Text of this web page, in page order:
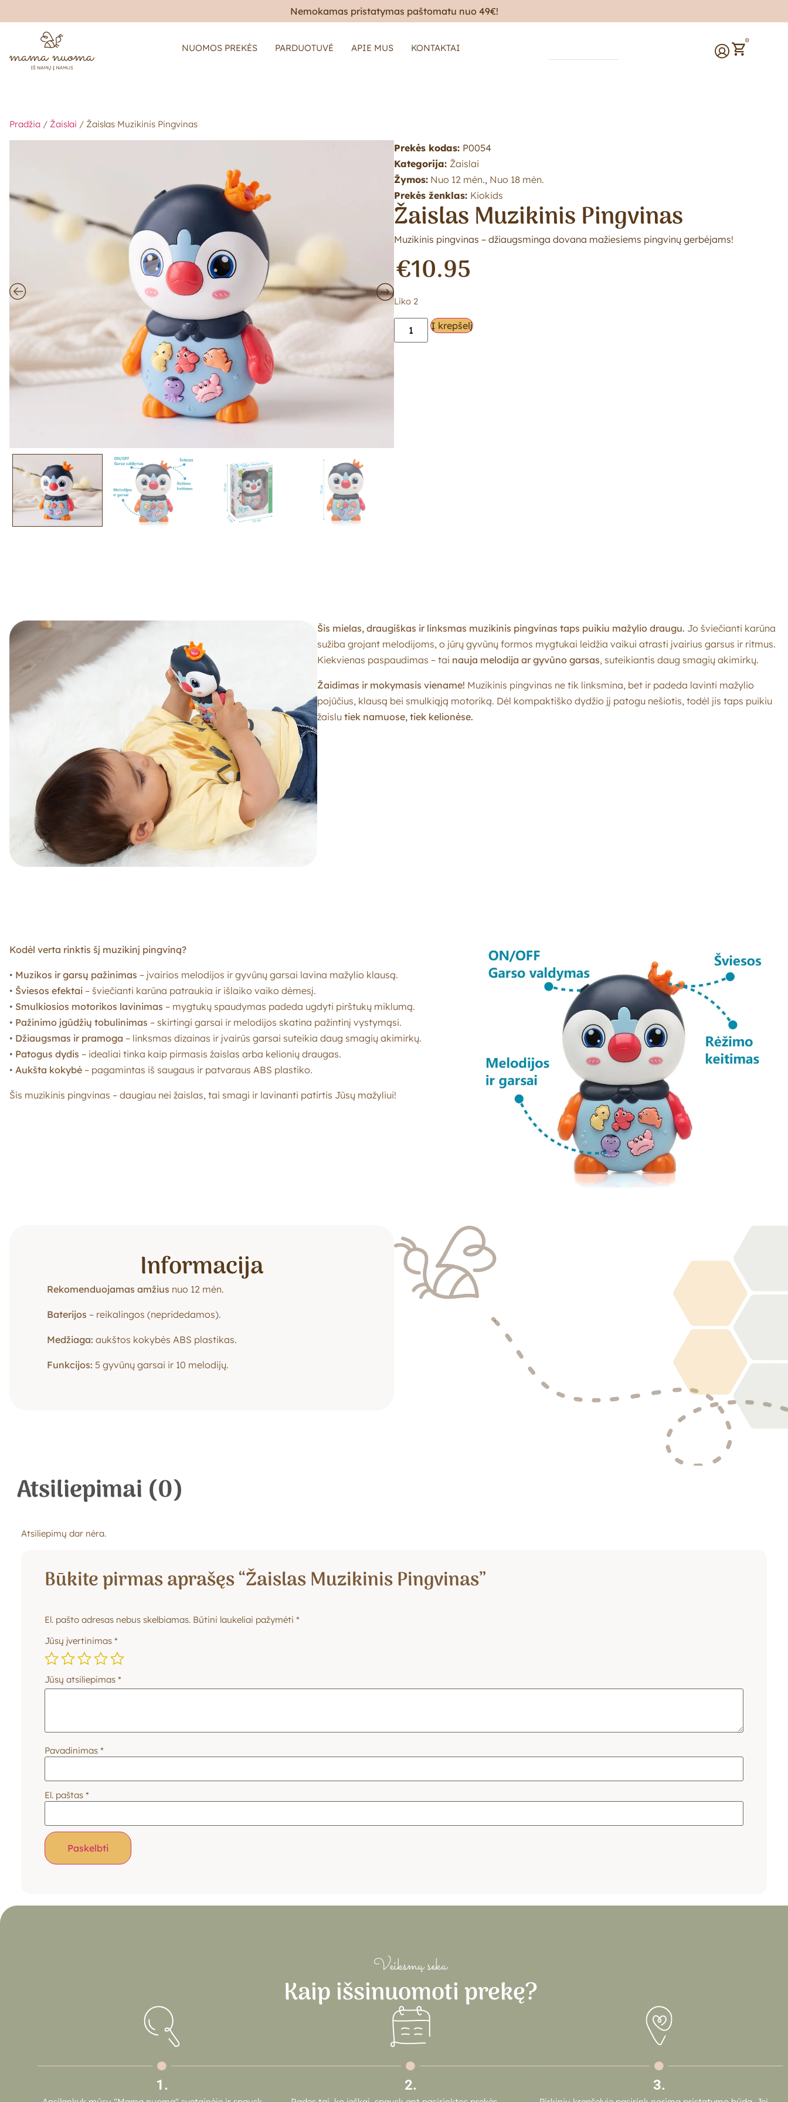
Nemokamas pristatymas paštomatu nuo 49€!
NUOMOS PREKĖS PARDUOTUVĖ APIE MUS KONTAKTAI
0
Pradžia / Žaislai / Žaislas Muzikinis Pingvinas
Prekės kodas: P0054
Kategorija: Žaislai
Žymos: Nuo 12 mėn., Nuo 18 mėn.
Prekės ženklas: Kiokids
Žaislas Muzikinis Pingvinas
Muzikinis pingvinas – džiaugsminga dovana mažiesiems pingvinų gerbėjams!
€10.95
Liko 2
Į krepšelį
Šis mielas, draugiškas ir linksmas muzikinis pingvinas taps puikiu mažylio draugu. Jo šviečianti karūna
sužiba grojant melodijoms, o jūrų gyvūnų formos mygtukai leidžia vaikui atrasti įvairius garsus ir ritmus.
Kiekvienas paspaudimas – tai nauja melodija ar gyvūno garsas, suteikiantis daug smagių akimirkų.
Žaidimas ir mokymasis viename! Muzikinis pingvinas ne tik linksmina, bet ir padeda lavinti mažylio
pojūčius, klausą bei smulkiąją motoriką. Dėl kompaktiško dydžio jį patogu nešiotis, todėl jis taps puikiu
žaislu tiek namuose, tiek kelionėse.
Kodėl verta rinktis šį muzikinį pingviną?
• Muzikos ir garsų pažinimas – įvairios melodijos ir gyvūnų garsai lavina mažylio klausą.
• Šviesos efektai – šviečianti karūna patraukia ir išlaiko vaiko dėmesį.
• Smulkiosios motorikos lavinimas – mygtukų spaudymas padeda ugdyti pirštukų miklumą.
• Pažinimo įgūdžių tobulinimas – skirtingi garsai ir melodijos skatina pažintinį vystymąsi.
• Džiaugsmas ir pramoga – linksmas dizainas ir įvairūs garsai suteikia daug smagių akimirkų.
• Patogus dydis – idealiai tinka kaip pirmasis žaislas arba kelionių draugas.
• Aukšta kokybė – pagamintas iš saugaus ir patvaraus ABS plastiko.
Šis muzikinis pingvinas – daugiau nei žaislas, tai smagi ir lavinanti patirtis Jūsų mažyliui!
Informacija
Rekomenduojamas amžius nuo 12 mėn.
Baterijos – reikalingos (nepridedamos).
Medžiaga: aukštos kokybės ABS plastikas.
Funkcijos: 5 gyvūnų garsai ir 10 melodijų.
Atsiliepimai (0)
Atsiliepimų dar nėra.
Būkite pirmas aprašęs “Žaislas Muzikinis Pingvinas”
El. pašto adresas nebus skelbiamas. Būtini laukeliai pažymėti *
Jūsų įvertinimas *
Jūsų atsiliepimas *
Pavadinimas *
El. paštas *
Veiksmų seka
Kaip išsinuomoti prekę?
1. 2. 3.